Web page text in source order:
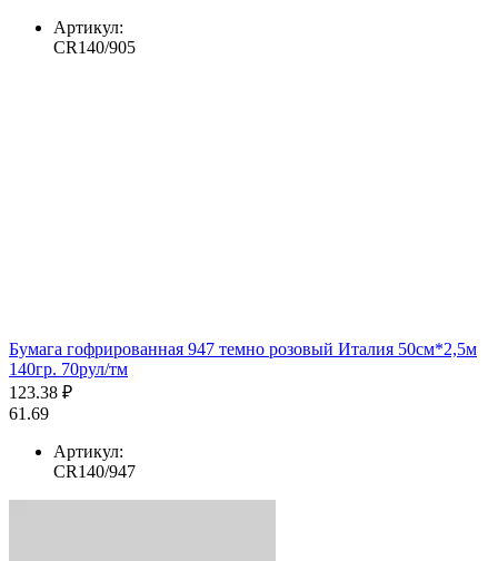
Артикул:
CR140/905
Бумага гофрированная 947 темно розовый Италия 50см*2,5м
140гр. 70рул/тм
123.38 ₽
61.69
Артикул:
CR140/947